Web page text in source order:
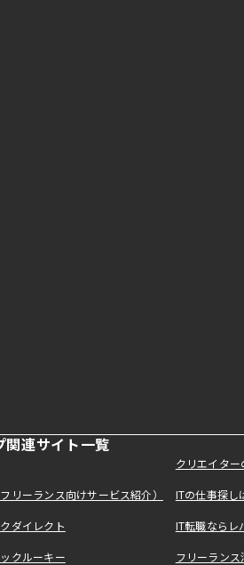
関連サイト一覧
クリエイタ
リーランス向けサービス紹介） ITの仕事探
ダイレクト IT転職なら
クルーキー フリーラン